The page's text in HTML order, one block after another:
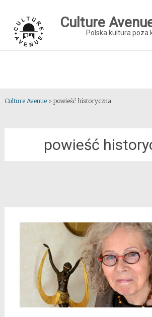
content
Culture
Polska kultura poza
Culture Avenue> powieść historyczna
powieść